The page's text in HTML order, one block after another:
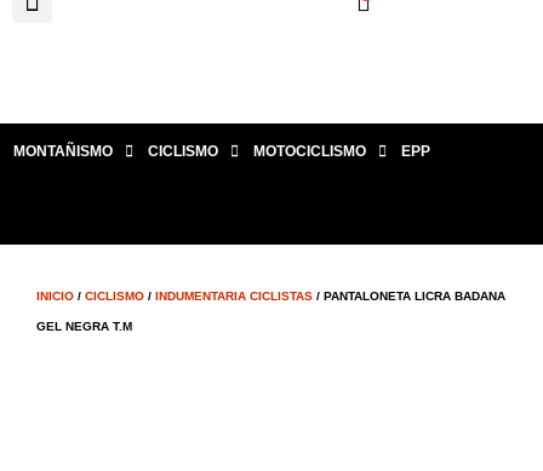
MONTAÑISMO CICLISMO MOTOCICLISMO EPP
INICIO / CICLISMO / INDUMENTARIA CICLISTAS / PANTALONETA LICRA BADANA
GEL NEGRA T.M